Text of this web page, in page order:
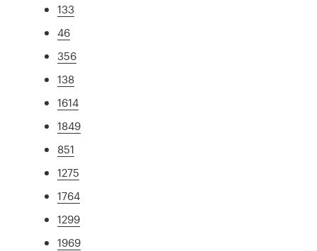
133
46
356
138
1614
1849
851
1275
1764
1299
1969